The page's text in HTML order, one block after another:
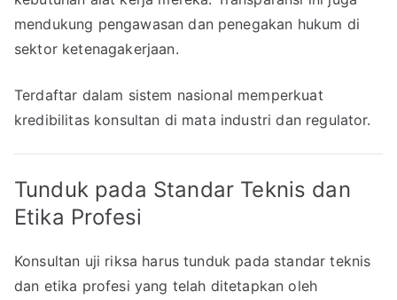
mendukung pengawasan dan penegakan hukum di
sektor ketenagakerjaan.
Terdaftar dalam sistem nasional memperkuat
kredibilitas konsultan di mata industri dan regulator.
Tunduk pada Standar Teknis dan
Etika Profesi
Konsultan uji riksa harus tunduk pada standar teknis
dan etika profesi yang telah ditetapkan oleh